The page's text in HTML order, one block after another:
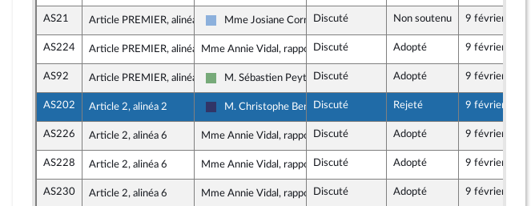
AS21 Article PREMIER, alinéa 13
Droite Républicaine
Mme Josiane Corneloup
Discuté Non soutenu 9 février 2026
AS224 Article PREMIER, alinéa 13Mme Annie Vidal, rapporteure
Discuté Adopté 9 février 2026
AS92 Article PREMIER, alinéa 13
Écologiste et Social
M. Sébastien PeytavieDiscuté Adopté 9 février 2026
AS202 Article 2, alinéa 2
Rassemblement National
M. Christophe BentzDiscuté Rejeté 9 février 2026
AS226 Article 2, alinéa 6 Mme Annie Vidal, rapporteure
Discuté Adopté 9 février 2026
AS228 Article 2, alinéa 6 Mme Annie Vidal, rapporteure
Discuté Adopté 9 février 2026
AS230 Article 2, alinéa 6 Mme Annie Vidal, rapporteure
Discuté Adopté 9 février 2026